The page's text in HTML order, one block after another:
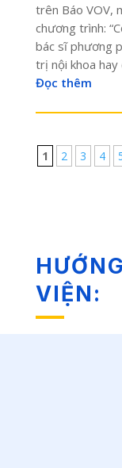
trên Báo VOV,
chương trình:
bác sĩ phương
trị nội khoa hay
Đọc thêm
1 2 3 4
VIỆN: